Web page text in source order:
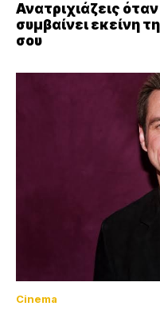
Ανατριχιάζεις
συμβαίνει εκείνη
σου
Cinema